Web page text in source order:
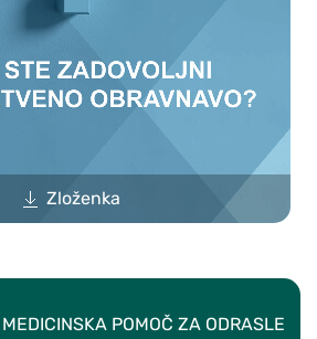
Zloženka
POMOČ ZA ODRASLE